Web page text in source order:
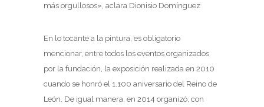
más orgullosos», aclara Dionisio Domínguez
En lo tocante a la pintura, es obligatorio
mencionar, entre todos los eventos organizados
por la fundación, la exposición realizada en 2010
cuando se honró el 1.100 aniversario del Reino de
León. De igual manera, en 2014 organizó, con